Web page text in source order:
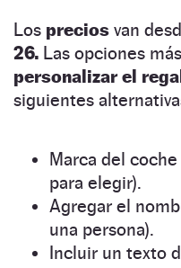
Los precios van
26. Las opciones
personalizar el
siguientes
Marca del
para elegir).
Agregar el
una persona).
Incluir un texto